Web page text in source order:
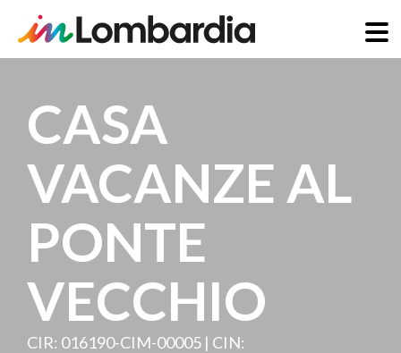
contenuto
principale
CASA
VACANZE AL
PONTE
VECCHIO
CIR: 016190-CIM-00005 | CIN: